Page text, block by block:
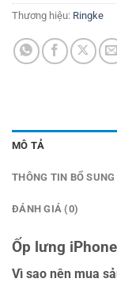
Thương hiệu: Ringke
MÔ TẢ
THÔNG TIN BỔ SUNG
ĐÁNH GIÁ (0)
Ốp lưng
Vì sao nên mua